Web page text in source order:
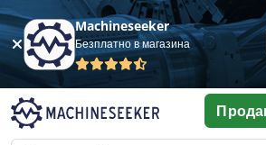
Machineseeker
Безплатно в магазина